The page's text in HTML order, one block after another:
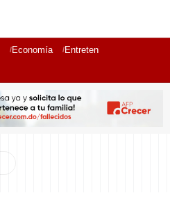
Economía Entretenimiento